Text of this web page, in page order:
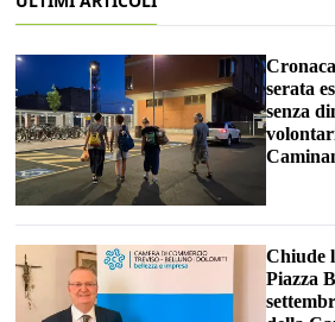
serata
senza
Chiude
Piazza